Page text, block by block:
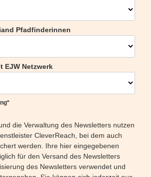
Pfadfinderinnen
EJW Netzwerk
die Verwaltung des Newsletters nutzen
CleverReach, bei dem auch
werden. Ihre hier eingegebenen
für den Versand des Newsletters
des Newsletters verwendet und